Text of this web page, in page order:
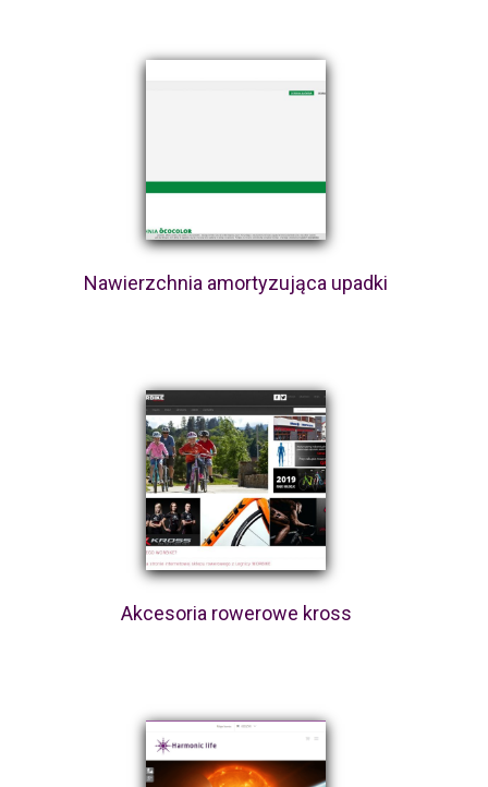
Nawierzchnia amortyzująca upadki
Akcesoria rowerowe kross